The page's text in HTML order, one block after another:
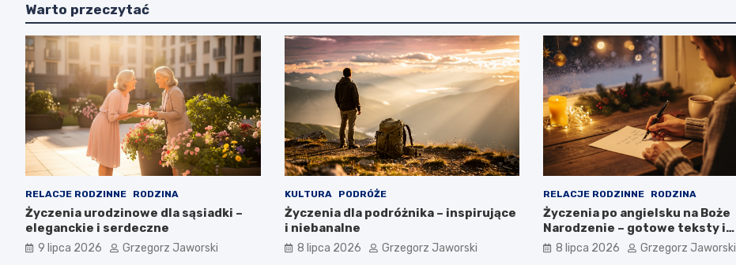
Warto przeczytać
RELACJE RODZINNE RODZINA
Życzenia urodzinowe dla sąsiadki –
eleganckie i serdeczne
9 lipca 2026 Grzegorz Jaworski
KULTURA PODRÓŻE
Życzenia dla podróżnika – inspirujące
i niebanalne
8 lipca 2026 Grzegorz Jaworski
RELACJE RODZINNE RODZINA
Życzenia po angielsku na Boże
Narodzenie – gotowe teksty i
tłumaczenia
8 lipca 2026 Grzegorz Jaworski